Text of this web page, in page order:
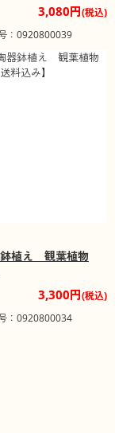
3,080円(税込)
：0920800039
植え 観葉植物
3,300円(税込)
：0920800034